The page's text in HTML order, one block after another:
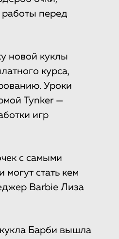
перед
новой куклы
курса,
Уроки
Tynker —
игр
с самыми
стать кем
Barbie Лиза
Барби вышла